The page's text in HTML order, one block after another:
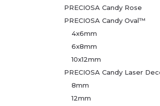
PRECIOSA Candy Rose
PRECIOSA Candy Oval™
4x6mm
6x8mm
10x12mm
PRECIOSA Candy Laser
8mm
12mm